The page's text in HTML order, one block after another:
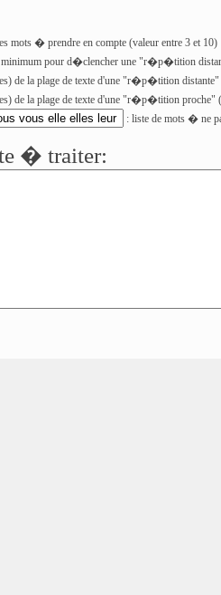
mots � prendre en compte (valeur entre 3 et 10)
minimum pour d�clencher une "r�p�tition
de la plage de texte d'une "r�p�tition
de la plage de texte d'une "r�p�tition proche"
: liste de mots � ne
� traiter: